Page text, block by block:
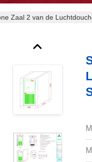
Zaal 2 van de